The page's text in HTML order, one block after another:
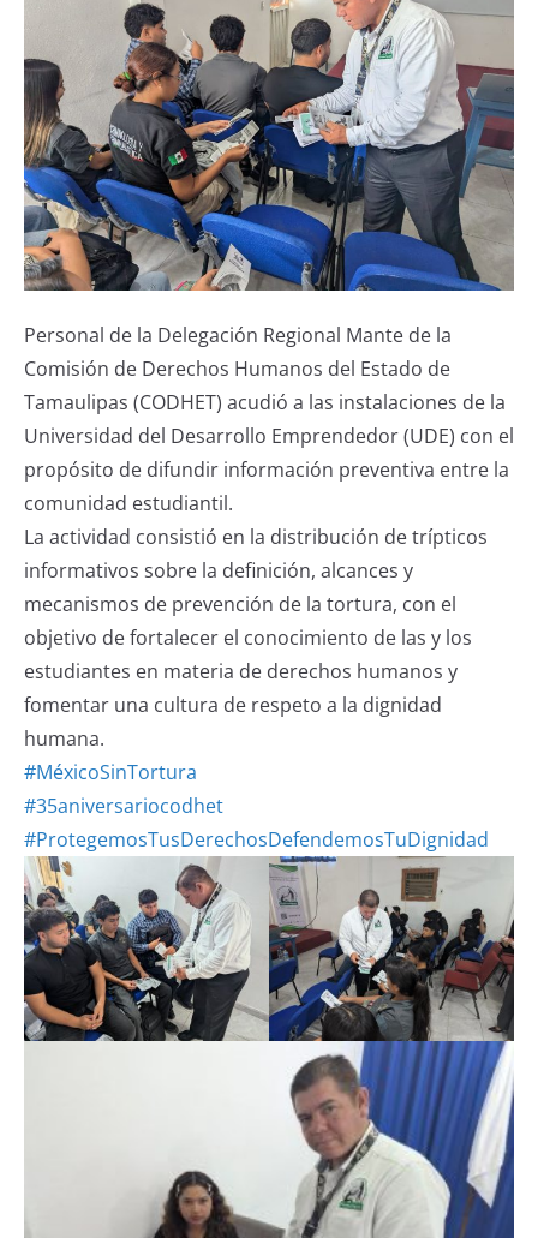
Personal de la Delegación Regional Mante de la
Comisión de Derechos Humanos del Estado de
Tamaulipas (CODHET) acudió a las instalaciones de la
Universidad del Desarrollo Emprendedor (UDE) con el
propósito de difundir información preventiva entre la
comunidad estudiantil.
La actividad consistió en la distribución de trípticos
informativos sobre la definición, alcances y
mecanismos de prevención de la tortura, con el
objetivo de fortalecer el conocimiento de las y los
estudiantes en materia de derechos humanos y
fomentar una cultura de respeto a la dignidad
humana.
#MéxicoSinTortura
#35aniversariocodhet
#ProtegemosTusDerechosDefendemosTuDignidad